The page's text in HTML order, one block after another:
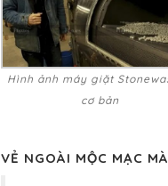
Hình ảnh máy giặt
cơ bản
VẺ NGOÀI MỘC MẠC